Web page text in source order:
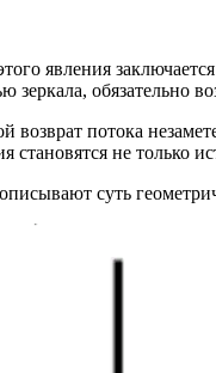
явления
обязательно
возврат потока
становятся не
суть